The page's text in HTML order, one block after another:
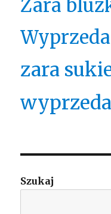
Zara
zara
Szukaj